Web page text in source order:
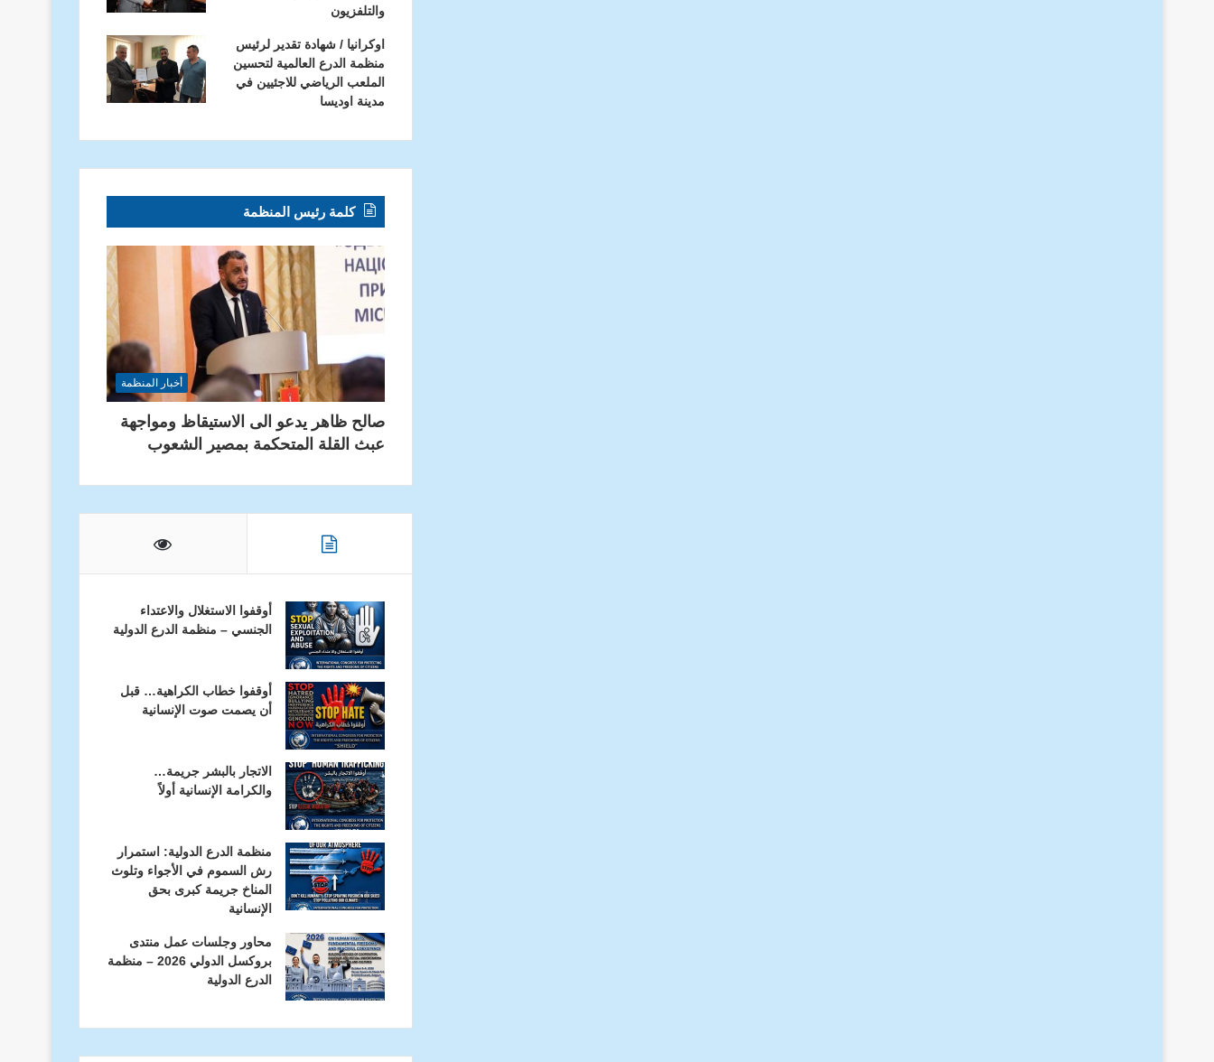
والتلفزيون
اوكرانيا / شهادة تقدير لرئيس
منظمة الدرع العالمية لتحسين
الملعب الرياضي للاجئيين في
مدينة اوديسا
كلمة رئيس المنظمة
أخبار المنظمة
صالح ظاهر يدعو الى الاستيقاظ ومواجهة
عبث القلة المتحكمة بمصير الشعوب
أوقفوا الاستغلال والاعتداء
الجنسي – منظمة الدرع الدولية
أوقفوا خطاب الكراهية… قبل
أن يصمت صوت الإنسانية
الاتجار بالبشر جريمة…
والكرامة الإنسانية أولاً
منظمة الدرع الدولية: استمرار
رش السموم في الأجواء وتلوث
المناخ جريمة كبرى بحق
الإنسانية
محاور وجلسات عمل منتدى
بروكسل الدولي 2026 – منظمة
الدرع الدولية